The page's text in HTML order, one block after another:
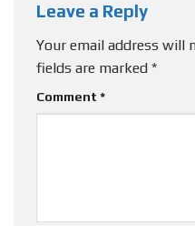
Leave a Reply
Your email address will
fields are marked *
Comment *